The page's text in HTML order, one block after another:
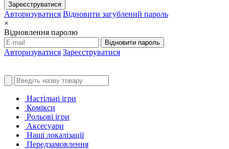
Зареєструватися
Авторизуватися Відновити загублений пароль
×
Відновлення паролю
Відновити пароль
Авторизуватися Зареєструватися
Настільні ігри
Комікси
Рольові ігри
Аксесуари
Наші локалізації
Передзамовлення